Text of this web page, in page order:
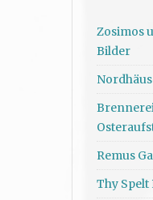
Zosimos
Bilder
Remus
Thy Spelt